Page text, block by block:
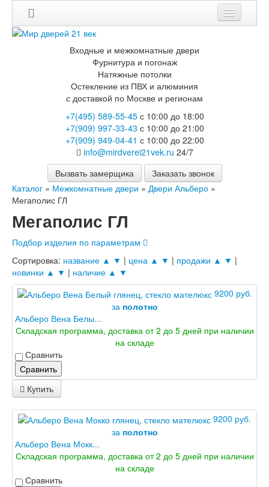
Мои заказы
Каталог
Входные двери
Двери с терморазрывом для улицы
Противопожарные двери
Двери Бункер
Двери Лекс
Двери Термодор
Монолит
Стайл
Термо
Флагман
Электрозамок Смарт
Заводские двери
Двери Лабиринт
Лабиринт Аляска Лайт
Лабиринт Арт
Лабиринт Атлантик
Лабиринт Бетон
заказ
Лабиринт Имперо
Лабиринт Инфинити
Лабиринт Иссида
Лабиринт Карбон
Лабиринт Кармина
Входные и межкомнатные двери
Фурнитура и погонаж
Натяжные потолки
Остекление из ПВХ и алюминия
с доставкой по Москве и регионам
+7(495) 589-55-45с 10:00 до 18:00
+7(909) 997-33-43 с 10:00 до 21:00
+7(909) 949-04-41 с 10:00 до 22:00
info@mirdverei21vek.ru 24/7
Вызвать замерщика
Заказать звонок
Каталог » Межкомнатные двери » Двери Альберо »
Мегаполис ГЛ
Мегаполис ГЛ
Подбор изделия по параметрам
Сортировка: название ▲ ▼ | цена ▲ ▼ | продажи ▲ ▼ |
новинки ▲ ▼ | наличие ▲ ▼
9200 руб.
за полотно
Альберо Вена Белы...
Складская программа, доставка от 2 до 5 дней при наличии
на складе
Сравнить
Сравнить
Купить
9200 руб.
за полотно
Альберо Вена Мокк...
Складская программа, доставка от 2 до 5 дней при наличии
на складе
Сравнить